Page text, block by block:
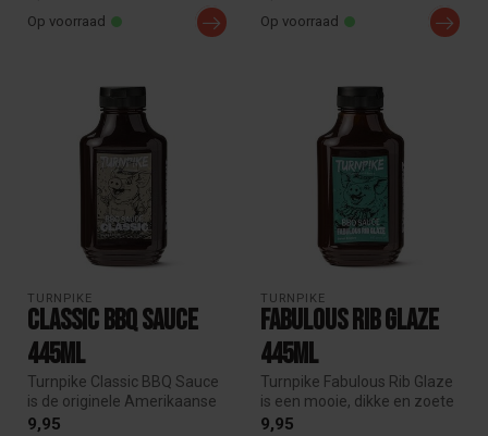
Op voorraad Op voorraad
TURNPIKE
Classic BBQ Sauce
445ml
Turnpike Classic BBQ Sauce
is de originele Amerikaanse
rode barbecuesaus: sticky...
9,95
TURNPIKE
Fabulous Rib Glaze
445ml
Turnpike Fabulous Rib Glaze
is een mooie, dikke en zoete
ribsaus met precies de ...
9,95